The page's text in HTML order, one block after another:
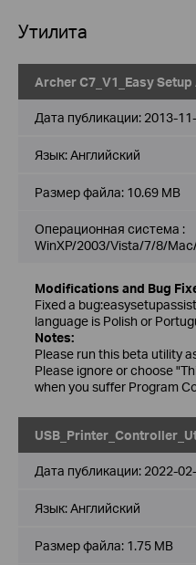
Утилита
Archer C7_V1_Easy
Дата публикации: 2013-
Язык:Английский
Размер файла: 10.69 MB
Операционная система :
WinXP/2003/Vista/7/8/
Modifications and Bug
Fixed a
language is Polish or
Notes:
Please run this beta utility
Please ignore or choose
when you suffer Program
Дата публикации: 2022-
Язык:Английский
Размер файла: 1.75 MB